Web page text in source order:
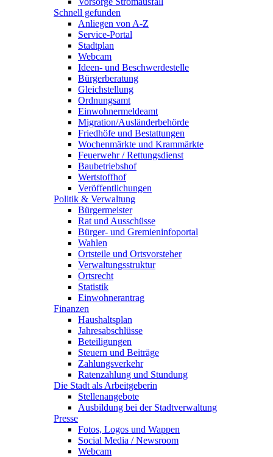
Schnell gefunden
Anliegen von A-Z
Service-Portal
Stadtplan
Webcam
Ideen- und Beschwerdestelle
Bürgerberatung
Gleichstellung
Ordnungsamt
Einwohnermeldeamt
Migration/Ausländerbehörde
Friedhöfe und Bestattungen
Wochenmärkte und Krammärkte
Feuerwehr / Rettungsdienst
Baubetriebshof
Wertstoffhof
Veröffentlichungen
Politik & Verwaltung
Bürgermeister
Rat und Ausschüsse
Bürger- und Gremieninfoportal
Wahlen
Ortsteile und Ortsvorsteher
Verwaltungsstruktur
Ortsrecht
Statistik
Einwohnerantrag
Finanzen
Haushaltsplan
Jahresabschlüsse
Beteiligungen
Steuern und Beiträge
Zahlungsverkehr
Ratenzahlung und Stundung
Die Stadt als Arbeitgeberin
Stellenangebote
Ausbildung bei der Stadtverwaltung
Presse
Fotos, Logos und Wappen
Social Media / Newsroom
Webcam